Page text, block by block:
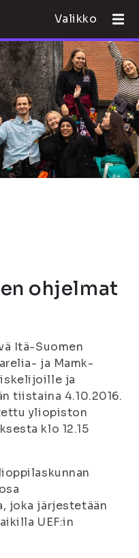
Valikko
ohjelmat
Itä-Suomen
ja Mamk-
ja
tiistaina 4.10.2016.
yliopiston
klo 12.15
joka järjestetään
UEF:in